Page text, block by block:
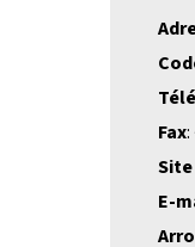
Fax:
E-